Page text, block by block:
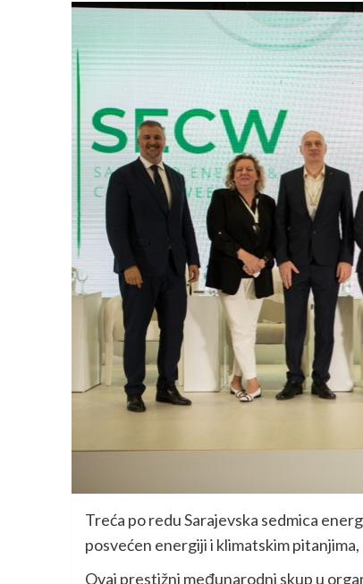
Treća po redu Sarajevska sedmica
posvećen energiji i klimatskim
Ovaj prestižni međunarodni skup u